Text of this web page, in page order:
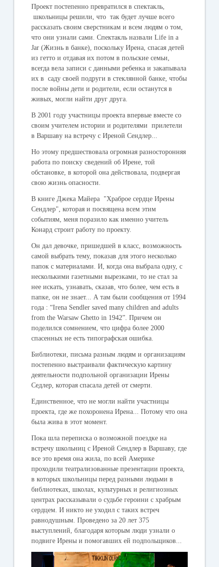
Проект постепенно превратился в спектакль,
школьницы решили, что так будет лучше всего
рассказать своим сверстникам и всем людям о том,
что они узнали сами. Спектакль назвалиLife in a
Jar (Жизнь в банке), поскольку Ирена, спасая детей
из гетто и отдавая их потом в польские семьи,
всегда вела записи с данными ребенка и закапывала
их в саду своей подруги в стеклянной банке, чтобы
после войны дети и родители, если останутся в
живых, могли найти друг друга.
В 2001 году участницы проекта впервые вместе со
своим учителем истории и родителями прилетели
в Варшаву на встречу с Иреной Сендлер...
Но этому предшествовала огромная разносторонняя
работа по поиску сведений об Ирене, той
обстановке, в которой она действовала, подвергая
свою жизнь опасности.
В книге Джека Майера "Храброе сердце Ирены
Сендлер", которая и посвящена всем этим
событиям, меня поразило как именно учитель
Конард строит работу по проекту.
Он дал девочке, пришедшей в класс, возможность
самой выбрать тему, показав для этого несколько
папок с материалами. И, когда она выбрала одну, с
несколькими газетными вырезками, то не стал за
нее искать, узнавать, сказав, что более, чем есть в
папке, он не знает... А там были сообщения от 1994
года : “Irena Sendler saved many children and adults
from the Warsaw Ghetto in 1942”. Причем он
поделился сомнением, что цифра более 2000
спасенных не есть типографская ошибка.
Библиотеки, письма разным людям и организациям
постепенно выстраивали фактическую картину
деятельности подпольной организации Ирены
Седлер, которая спасала детей от смерти.
Единственное, что не могли найти участницы
проекта, где же похоронена Ирена... Потому что она
была жива в этот момент.
Пока шла переписка о возможной поездке на
встречу школьниц с Иреной Сендлер в Варшаву, где
все это время она жила, по всей Америке
проходили театрализованные презентации проекта,
в которых школьницы перед разными людьми в
библиотеках, школах, культурных и религиозных
центрах рассказывали о судьбе героини с храбрым
сердцем. И никто не уходил с таких встреч
равнодушным. Проведено за 20 лет 375
выступлений, благодаря которым люди узнали о
подвиге Ирены и помогавших ей подпольщиков...